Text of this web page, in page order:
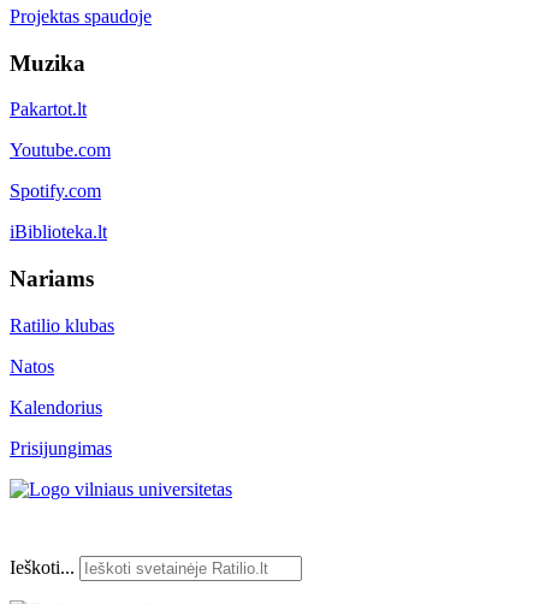
Projektas spaudoje
Muzika
Pakartot.lt
Youtube.com
Spotify.com
iBiblioteka.lt
Nariams
Ratilio klubas
Natos
Kalendorius
Prisijungimas
Ieškoti...